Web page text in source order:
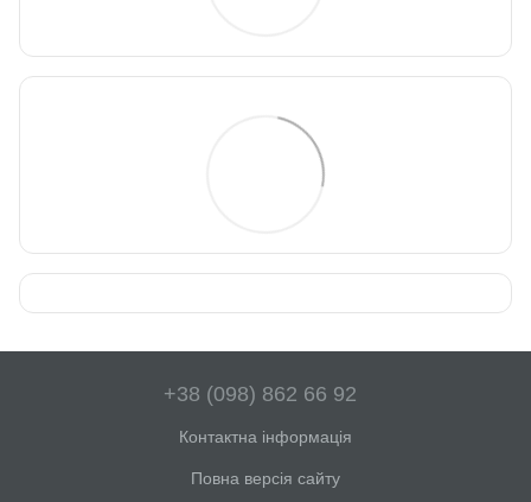
+38 (098) 862 66 92
Контактна інформація
Повна версія сайту